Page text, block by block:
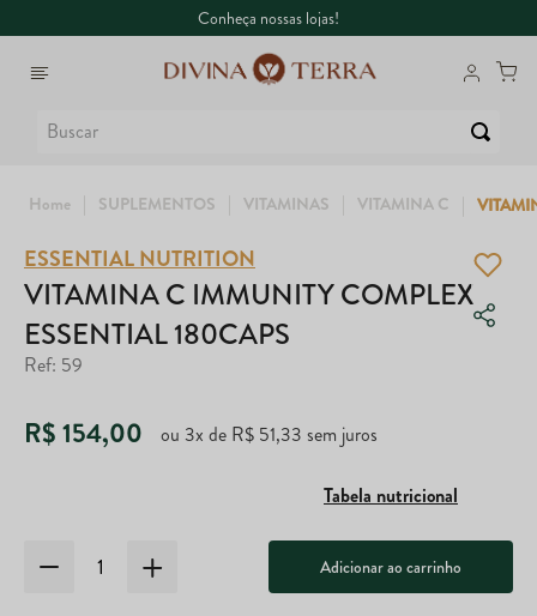
Conheça nossas lojas!
SUPLEMENTOS VITAMINAS VITAMINA C
ESSENTIAL NUTRITION
VITAMINA C IMMUNITY COMPLEX
ESSENTIAL 180CAPS
Ref: 59
R$154,00 ou 3x de R$ 51,33 sem juros
Tabela nutricional
Adicionar ao carrinho
1º Whey
2º Creatina
4º Garrafa
6º Dux
7
9º Nac
Super Coffee